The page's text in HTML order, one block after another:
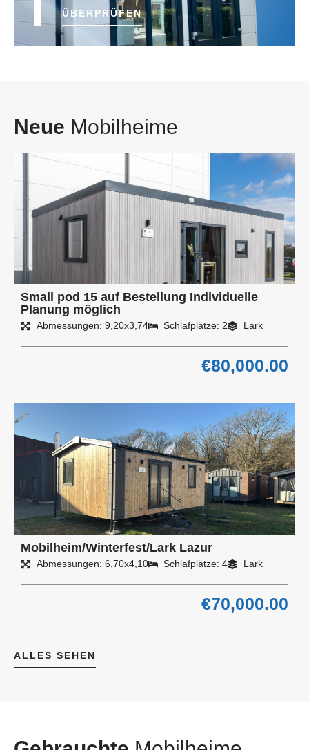
ÜBERPRÜFEN
Neue Mobilheime
Small pod 15 auf Bestellung Individuelle
Planung möglich
Abmessungen: 9,20x3,74 Schlafplätze: 2 Lark
€80,000.00
Mobilheim/Winterfest/Lark Lazur
Abmessungen: 6,70x4,10 Schlafplätze: 4 Lark
€70,000.00
ALLES SEHEN